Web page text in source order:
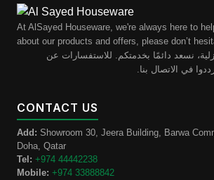
At AlSayed Houseware, we're always here to
about our products and offers, please don’t
نسعد دائمًا بخدمتكم. للاستفسارات عن
في الاتصال بنا.
CONTACT US
Add: Showroom 30, Jeera Building, Barwa
Doha, Qatar
Tel: +974 44442238
Mobile: +974 33888842